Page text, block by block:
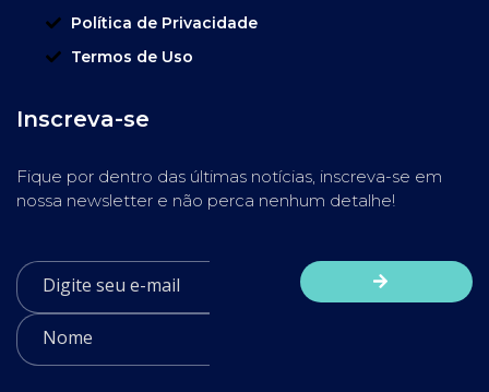
Política de Privacidade
Termos de Uso
Inscreva-se
Fique por dentro das últimas notícias, inscreva-se em
nossa newsletter e não perca nenhum detalhe!